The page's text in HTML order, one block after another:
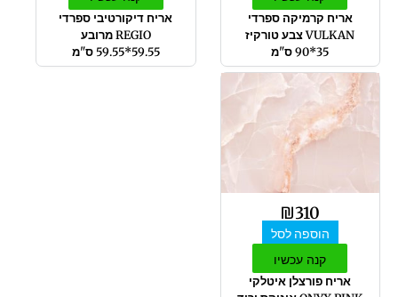
אריח קרמיקה ספרדי
VULKAN צבע טורקיז
35*90 ס"מ
אריח דיקורטיבי ספרדי
REGIO מרובע
59.55*59.55 ס"מ
₪310
הוספה לסל
קנה עכשיו
אריח פורצלן איטלקי